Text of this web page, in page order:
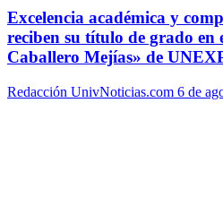
Excelencia académica y
reciben su título de grado
Caballero Mejías» de
Redacción UnivNoticias.com 6 de